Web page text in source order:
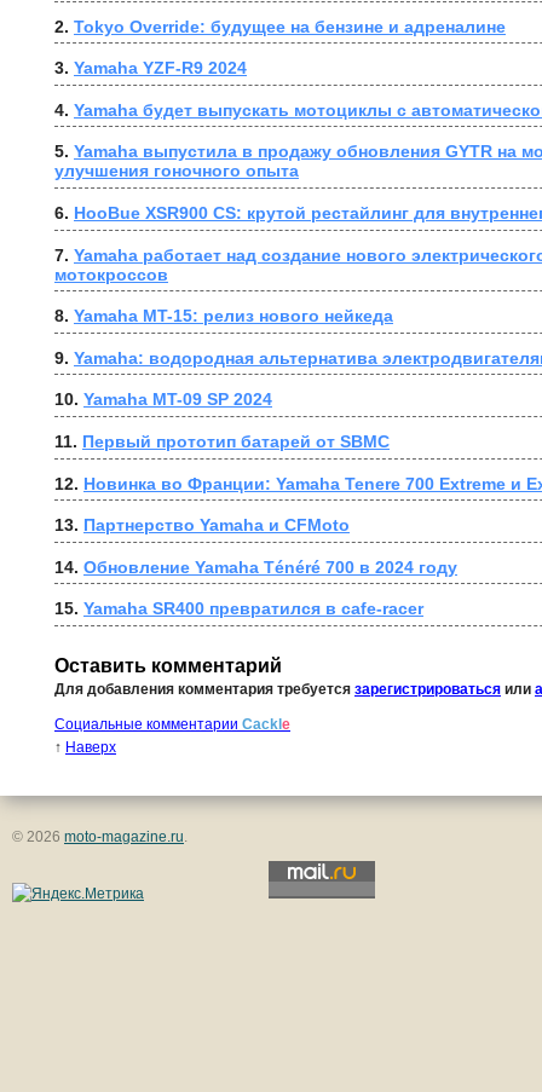
2. Tokyo Override: будущее на бензине и адреналине
3. Yamaha YZF-R9 2024
4. Yamaha будет выпускать мотоциклы с
5. Yamaha выпустила в продажу обновления GYTR на
улучшения гоночного опыта
6. HooBue XSR900 CS: крутой рестайлинг для
7. Yamaha работает над создание нового
мотокроссов
8. Yamaha MT-15: релиз нового нейкеда
9. Yamaha: водородная альтернатива
10. Yamaha MT-09 SP 2024
11. Первый прототип батарей от SBMC
12. Новинка во Франции: Yamaha Tenere 700 Extreme и
13. Партнерство Yamaha и CFMoto
14. Обновление Yamaha Ténéré 700 в 2024 году
15. Yamaha SR400 превратился в cafe-racer
Оставить комментарий
Для добавления комментария требуется зарегистрироваться или
Социальные комментарии Cackl e
↑ Наверх
© 2026 moto-magazine.ru.